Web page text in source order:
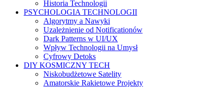
Historia Technologii
PSYCHOLOGIA TECHNOLOGII
Algorytmy a Nawyki
Uzależnienie od Notificationów
Dark Patterns w UI/UX
Wpływ Technologii na Umysł
Cyfrowy Detoks
DIY KOSMICZNY TECH
Niskobudżetowe Satelity
Amatorskie Rakietowe Projekty